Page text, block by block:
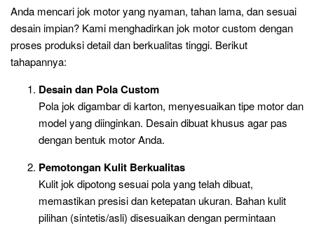
Anda mencari jok motor yang nyaman, tahan lama, dan sesuai
desain impian? Kami menghadirkan jok motor custom dengan
proses produksi detail dan berkualitas tinggi. Berikut
tahapannya:
Desain dan Pola Custom
Pola jok digambar di karton, menyesuaikan tipe motor dan
model yang diinginkan. Desain dibuat khusus agar pas
dengan bentuk motor Anda.
Pemotongan Kulit Berkualitas
Kulit jok dipotong sesuai pola yang telah dibuat,
memastikan presisi dan ketepatan ukuran. Bahan kulit
pilihan (sintetis/asli) disesuaikan dengan permintaan